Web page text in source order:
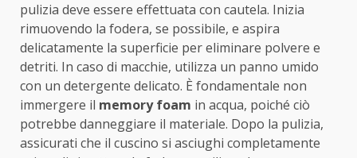
pulizia deve essere effettuata con cautela. Inizia
rimuovendo la fodera, se possibile, e aspira
delicatamente la superficie per eliminare polvere e
detriti. In caso di macchie, utilizza un panno umido
con un detergente delicato. È fondamentale non
immergere il memory foam in acqua, poiché ciò
potrebbe danneggiare il materiale. Dopo la pulizia,
assicurati che il cuscino si asciughi completamente